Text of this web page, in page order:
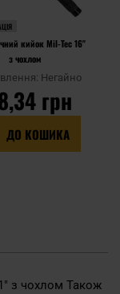
кийок Mil-Tec 16"
з чохлом
Негайно
грн
ДО КОШИКА
з чохлом Також